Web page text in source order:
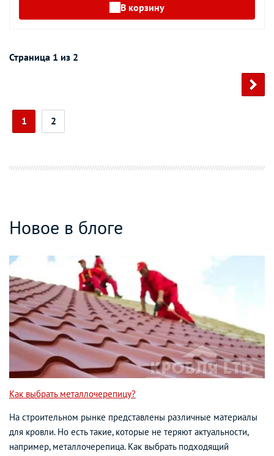
В корзину
Страница 1 из 2
1 2
Новое в блоге
Как выбрать металлочерепицу?
На строительном рынке представлены различные материалы
для кровли. Но есть такие, которые не теряют актуальности,
например, металлочерепица. Как выбрать подходящий